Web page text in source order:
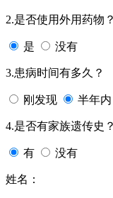
2.是否使用外用药物？
是 没有
3.患病时间有多久？
刚发现 半年内
4.是否有家族遗传史？
有 没有
姓名：